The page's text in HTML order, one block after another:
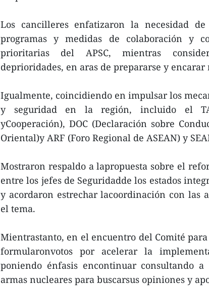
Los cancilleres enfatizaron la necesidad de
programas y medidas de colaboración y
prioritarias del APSC, mientras
deprioridades, en aras de prepararse y encarar
Igualmente, coincidiendo en impulsar los
y seguridad en la región, incluido el
yCooperación), DOC (Declaración sobre
Oriental)y ARF (Foro Regional de ASEAN) y
Mostraron respaldo a lapropuesta sobre el
entre los jefes de Seguridadde los estados
y acordaron estrechar lacoordinación con las
el tema.
Mientrastanto, en el encuentro del Comité
formularonvotos por acelerar la
poniendo énfasis encontinuar consultando a
armas nucleares para buscarsus opiniones y